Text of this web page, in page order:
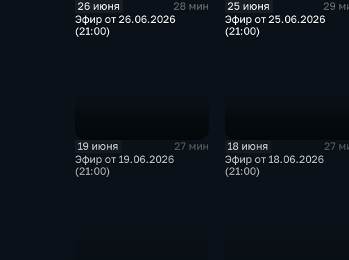
26 июня
28 мин
Эфир от 26.06.2026
(21:00)
25 июня
29
Эфир от 25.06.2026
(21:00)
19 июня
27 мин
Эфир от 19.06.2026
(21:00)
18 июня
27
Эфир от 18.06.2026
(21:00)